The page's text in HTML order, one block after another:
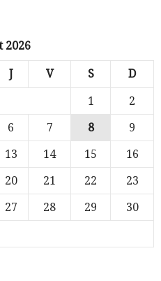
2026
J V S D
1
2
6 7 8
9
13 14 15
16
20 21 22
23
27 28 29
30